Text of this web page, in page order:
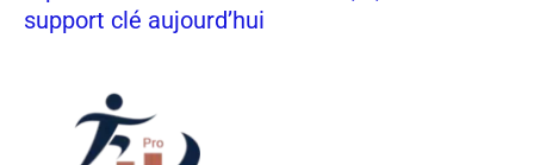
support clé aujourd’hui